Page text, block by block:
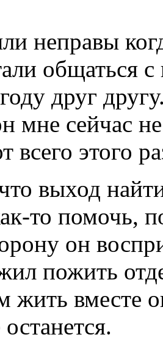
неправы
общаться
друг
мне сейчас
всего этого
выход
то помочь,
он
пожить
жить вместе